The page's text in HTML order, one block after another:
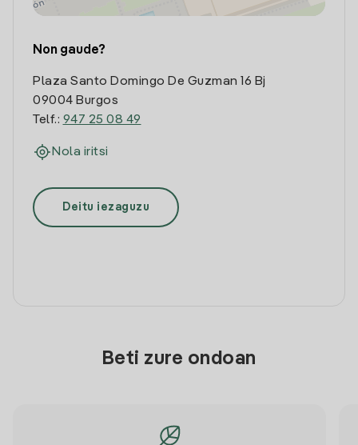
Non gaude?
Plaza Santo Domingo De Guzman 16 Bj
09004 Burgos
Telf.: 947 25 08 49
Nola iritsi
Deitu iezaguzu
Beti zure ondoan